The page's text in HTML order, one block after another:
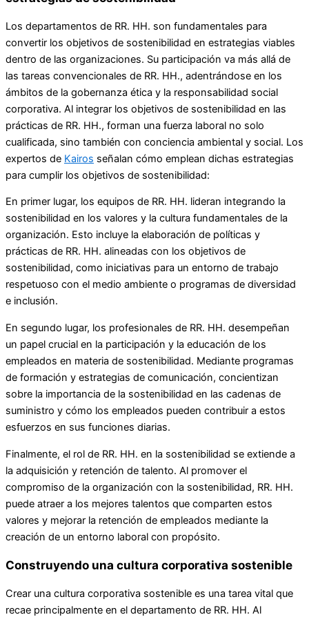
Los departamentos de RR. HH. son fundamentales para
convertir los objetivos de sostenibilidad en estrategias viables
dentro de las organizaciones. Su participación va más allá de
las tareas convencionales de RR. HH., adentrándose en los
ámbitos de la gobernanza ética y la responsabilidad social
corporativa. Al integrar los objetivos de sostenibilidad en las
prácticas de RR. HH., forman una fuerza laboral no solo
cualificada, sino también con conciencia ambiental y social. Los
expertos de Kairos señalan cómo emplean dichas estrategias
para cumplir los objetivos de sostenibilidad:
En primer lugar, los equipos de RR. HH. lideran integrando la
sostenibilidad en los valores y la cultura fundamentales de la
organización. Esto incluye la elaboración de políticas y
prácticas de RR. HH. alineadas con los objetivos de
sostenibilidad, como iniciativas para un entorno de trabajo
respetuoso con el medio ambiente o programas de diversidad
e inclusión.
En segundo lugar, los profesionales de RR. HH. desempeñan
un papel crucial en la participación y la educación de los
empleados en materia de sostenibilidad. Mediante programas
de formación y estrategias de comunicación, concientizan
sobre la importancia de la sostenibilidad en las cadenas de
suministro y cómo los empleados pueden contribuir a estos
esfuerzos en sus funciones diarias.
Finalmente, el rol de RR. HH. en la sostenibilidad se extiende a
la adquisición y retención de talento. Al promover el
compromiso de la organización con la sostenibilidad, RR. HH.
puede atraer a los mejores talentos que comparten estos
valores y mejorar la retención de empleados mediante la
creación de un entorno laboral con propósito.
Construyendo una cultura corporativa sostenible
Crear una cultura corporativa sostenible es una tarea vital que
recae principalmente en el departamento de RR. HH. Al